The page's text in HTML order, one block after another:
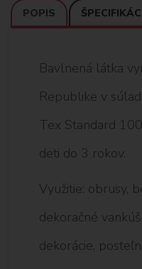
POPIS
Bavlnená látka
Republike v
Tex Standard
deti do 3 rokov.
Využitie: obrusy,
dekoračné
dekorácie,